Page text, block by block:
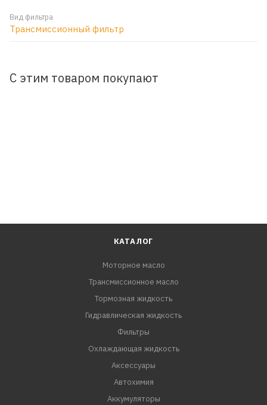
Вид фильтра
Трансмиссионный фильтр
С этим товаром покупают
КАТАЛОГ
Моторное масло
Трансмиссионное масло
Тормозная жидкость
Гидравлическая жидкость
Фильтры
Охлаждающая жидкость
Аксессуары
Автохимия
Аккумуляторы